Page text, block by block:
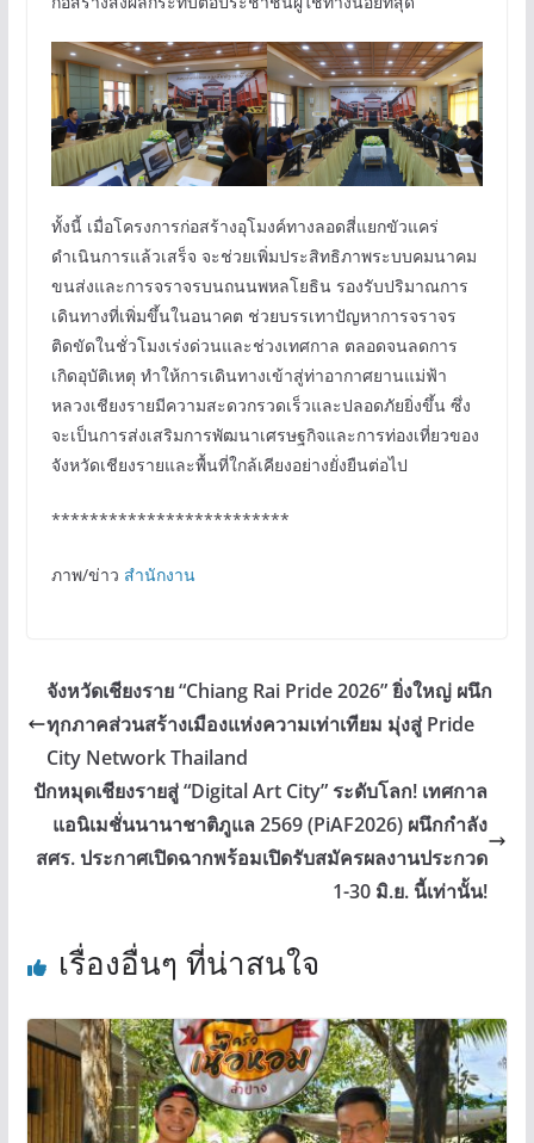
ทั้งนี้ เมื่อโครงการก่อสร้างอุโมงค์ทางลอดสี่แยกขัวแคร่
ดำเนินการแล้วเสร็จ จะช่วยเพิ่มประสิทธิภาพระบบคมนาคม
ขนส่งและการจราจรบนถนนพหลโยธิน รองรับปริมาณการ
เดินทางที่เพิ่มขึ้นในอนาคต ช่วยบรรเทาปัญหาการจราจร
ติดขัดในชั่วโมงเร่งด่วนและช่วงเทศกาล ตลอดจนลดการ
เกิดอุบัติเหตุ ทำให้การเดินทางเข้าสู่ท่าอากาศยานแม่ฟ้า
หลวงเชียงรายมีความสะดวกรวดเร็วและปลอดภัยยิ่งขึ้น ซึ่ง
จะเป็นการส่งเสริมการพัฒนาเศรษฐกิจและการท่องเที่ยวของ
จังหวัดเชียงรายและพื้นที่ใกล้เคียงอย่างยั่งยืนต่อไป
*************************
ภาพ/ข่าว สำนักงาน
จังหวัดเชียงราย “Chiang Rai Pride 2026” ยิ่งใหญ่ ผนึก
ทุกภาคส่วนสร้างเมืองแห่งความเท่าเทียม มุ่งสู่ Pride
City Network Thailand
ปักหมุดเชียงรายสู่ “Digital Art City” ระดับโลก! เทศกาล
แอนิเมชั่นนานาชาติภูแล 2569 (PiAF2026) ผนึกกำลัง
สศร. ประกาศเปิดฉากพร้อมเปิดรับสมัครผลงานประกวด
1-30 มิ.ย. นี้เท่านั้น!
เรื่องอื่นๆ ที่น่าสนใจ